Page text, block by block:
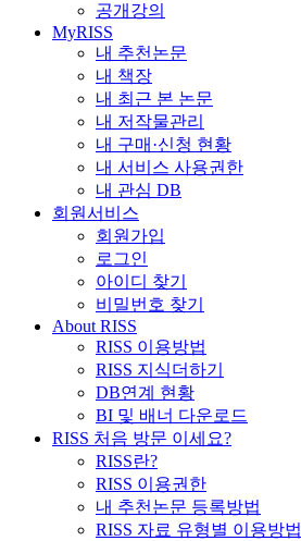
공개강의
MyRISS
내 추천논문
내 책장
내 최근 본 논문
내 저작물관리
내 구매·신청 현황
내 서비스 사용권한
내 관심 DB
회원서비스
회원가입
로그인
아이디 찾기
비밀번호 찾기
About RISS
RISS 이용방법
RISS 지식더하기
DB연계 현황
BI 및 배너 다운로드
RISS 처음 방문 이세요?
RISS란?
RISS 이용권한
내 추천논문 등록방법
RISS 자료 유형별 이용방법